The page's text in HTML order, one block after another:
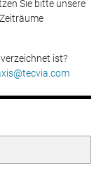
Sie bitte unsere
ist?